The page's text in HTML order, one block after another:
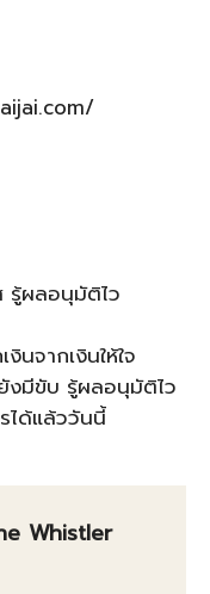
รู้ผลอนุมัติไว
นจากเงินให้ใจ
งมีขับ รู้ผลอนุมัติไว
ได้แล้ววันนี้
Whistler